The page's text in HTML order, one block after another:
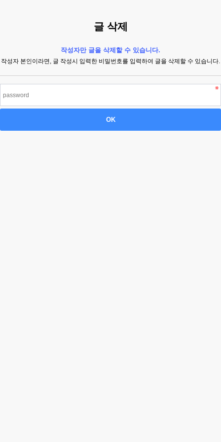
글 삭제
작성자만 글을 삭제할 수 있습니다.
작성자 본인이라면, 글 작성시 입력한 비밀번호를 입력하여 글을 삭제할 수 있습니다.